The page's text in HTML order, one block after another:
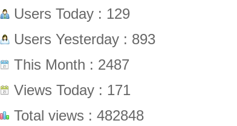
Users Today : 129
Users Yesterday : 893
This Month : 2487
Views Today : 171
Total views : 482848